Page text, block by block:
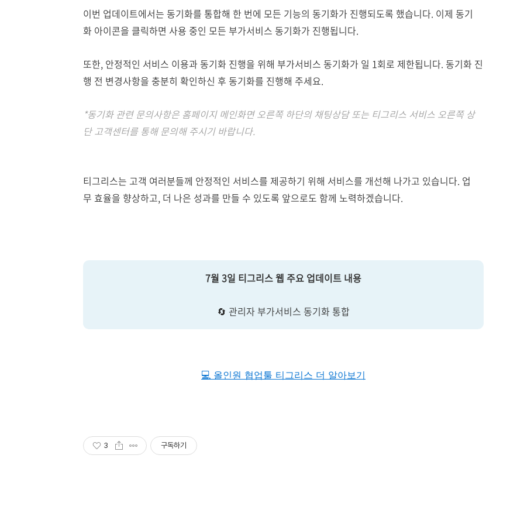
이번 업데이트에서는 동기화를 통합해 한 번에 모든 기능의 동기화가 진행되도록 했습니다. 이제 동기
화 아이콘을 클릭하면 사용 중인 모든 부가서비스 동기화가 진행됩니다.
또한, 안정적인 서비스 이용과 동기화 진행을 위해 부가서비스 동기화가 일 1회로 제한됩니다. 동기화 진
행 전 변경사항을 충분히 확인하신 후 동기화를 진행해 주세요.
*동기화 관련 문의사항은 홈페이지 메인화면 오른쪽 하단의 채팅상담 또는 티그리스 서비스 오른쪽 상
단 고객센터를 통해 문의해 주시기 바랍니다.
티그리스는 고객 여러분들께 안정적인 서비스를 제공하기 위해 서비스를 개선해 나가고 있습니다. 업
무 효율을 향상하고, 더 나은 성과를 만들 수 있도록 앞으로도 함께 노력하겠습니다.
7월 3일 티그리스 웹 주요 업데이트 내용
🔄️ 관리자 부가서비스 동기화 통합
💻 올인원 협업툴 티그리스 더 알아보기
3 구독하기